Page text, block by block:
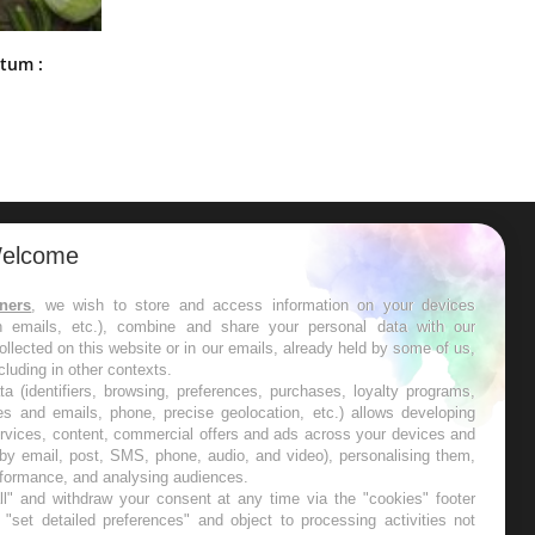
:
les semaines les meilleures
, we wish to store and access information on your devices
emails, etc.), combine and share your personal data with our
on this website or in our emails, already held by some of us,
in other contexts.
(identifiers, browsing, preferences, purchases, loyalty programs,
and emails, phone, precise geolocation, etc.) allows developing
content, commercial offers and ads across your devices and
email, post, SMS, phone, audio, and video), personalising them,
and analysing audiences.
and withdraw your consent at any time via the "cookies" footer
detailed preferences" and object to processing activities not